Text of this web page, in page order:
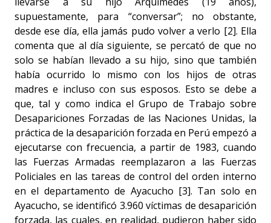
supuestamente, para “conversar”; no obstante,
desde ese día, ella jamás pudo volver a verlo [2]. Ella
comenta que al día siguiente, se percató de que no
solo se habían llevado a su hijo, sino que también
había ocurrido lo mismo con los hijos de otras
madres e incluso con sus esposos. Esto se debe a
que, tal y como indica el Grupo de Trabajo sobre
Desapariciones Forzadas de las Naciones Unidas, la
práctica de la desaparición forzada en Perú empezó a
ejecutarse con frecuencia, a partir de 1983, cuando
las Fuerzas Armadas reemplazaron a las Fuerzas
Policiales en las tareas de control del orden interno
en el departamento de Ayacucho [3]. Tan solo en
Ayacucho, se identificó 3.960 víctimas de desaparición
forzada, las cuales, en realidad, pudieron haber sido